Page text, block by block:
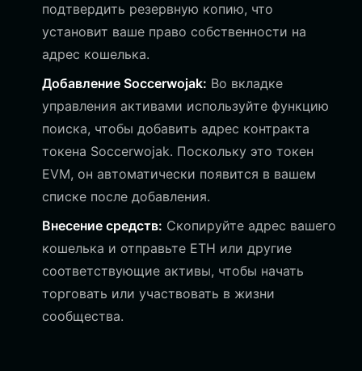
подтвердить резервную копию, что
установит ваше право собственности на
адрес кошелька.
Добавление Soccerwojak: Во вкладке
управления активами используйте функцию
поиска, чтобы добавить адрес контракта
токена Soccerwojak. Поскольку это токен
EVM, он автоматически появится в вашем
списке после добавления.
Внесение средств: Скопируйте адрес вашего
кошелька и отправьте ETH или другие
соответствующие активы, чтобы начать
торговать или участвовать в жизни
сообщества.